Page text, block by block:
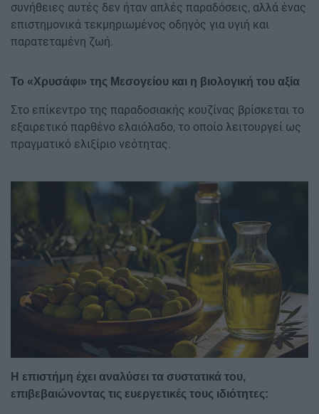
συνήθειες αυτές δεν ήταν απλές παραδόσεις, αλλά ένας
επιστημονικά τεκμηριωμένος οδηγός για υγιή και
παρατεταμένη ζωή.
Το «Χρυσάφι» της Μεσογείου και η βιολογική του αξία
Στο επίκεντρο της παραδοσιακής κουζίνας βρίσκεται το
εξαιρετικό παρθένο ελαιόλαδο, το οποίο λειτουργεί ως
πραγματικό ελιξίριο νεότητας.
Η επιστήμη έχει αναλύσει τα συστατικά του,
επιβεβαιώνοντας τις ευεργετικές τους ιδιότητες: